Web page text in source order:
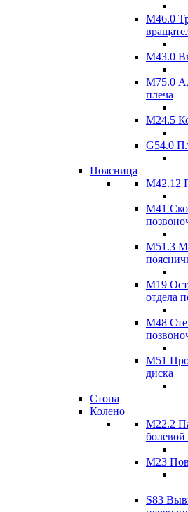
М46.0
M43.0
М75.0
плеча
M24.5
G54.0
Поясница
М42.12
М41
M51.3
М19
отдела
M48
М51
диска
Стопа
Колено
М22.2
М23
S83